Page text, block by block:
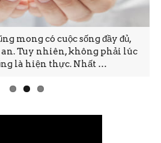
sống đầy đủ,
phải lúc
Nhất …
Bệnh viện (BV)
mắt “Quỹ Từ
quỵ khu vực
Next